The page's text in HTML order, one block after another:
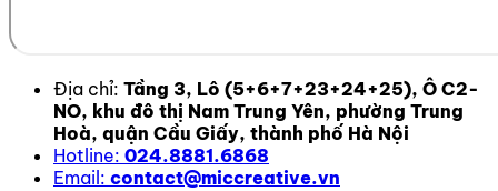
Địa chỉ: Tầng 3, Lô (5+6+7+23+24+25), Ô C2-
NO, khu đô thị Nam Trung Yên, phường Trung
Hoà, quận Cầu Giấy, thành phố Hà Nội
Hotline: 024.8881.6868
Email: contact@miccreative.vn